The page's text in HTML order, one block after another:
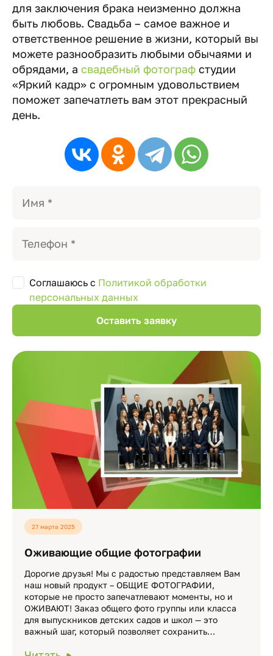
для заключения брака неизменно должна
быть любовь. Свадьба – самое важное и
ответственное решение в жизни, который вы
можете разнообразить любыми обычаями и
обрядами, а свадебный фотограф студии
«Яркий кадр» с огромным удовольствием
поможет запечатлеть вам этот прекрасный
день.
Соглашаюсь с Политикой обработки
персональных данных
27 марта 2025
Оживающие общие фотографии
Дорогие друзья! Мы с радостью представляем Вам
наш новый продукт – ОБЩИЕ ФОТОГРАФИИ,
которые не просто запечатлевают моменты, но и
ОЖИВАЮТ! Заказ общего фото группы или класса
для выпускников детских садов и школ — это
важный шаг, который позволяет сохранить…
аналитики. Продолжая пользоваться сайтом вы
даете согласие на обработку данных,
перечисленных вПолитике конфиденциальности
Хорошо